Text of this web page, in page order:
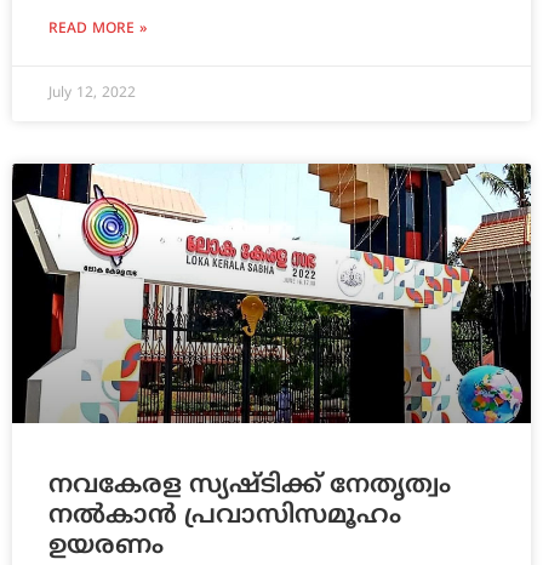
READ MORE »
July 12, 2022
നവകേരള സ്യഷ്ടിക്ക് നേതൃത്വം
നല്‍കാന്‍ പ്രവാസിസമൂഹം
ഉയരണം